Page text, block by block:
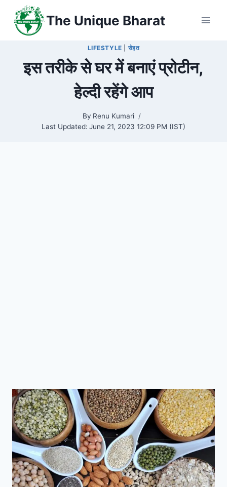
content
The Unique Bharat
LIFESTYLE सेहत
इस तरीके से घर में बनाएं प्रोटीन,
हेल्दी रहेंगे आप
By Renu Kumari
Last Updated: June 21, 2023 12:09 PM (IST)